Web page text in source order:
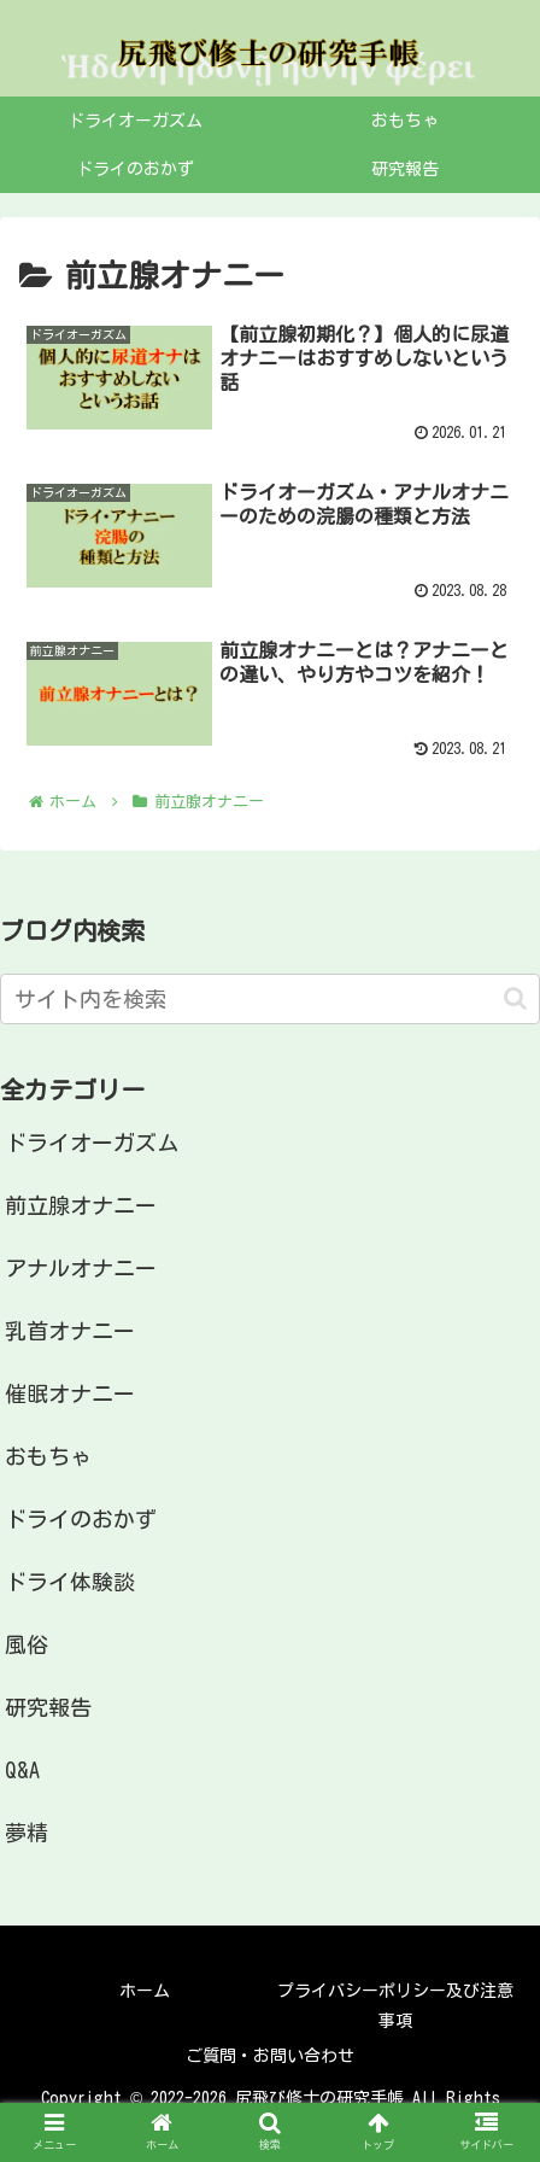
ドライオーガズム おもちゃ
ドライのおかず 研究報告
前立腺オナニー
ドライオーガズム
【前立腺初期化？】個人的に尿道
オナニーはおすすめしないという
話
2026.01.21
ドライオーガズム
ドライオーガズム・アナルオナニ
ーのための浣腸の種類と方法
2023.08.28
前立腺オナニー
前立腺オナニーとは？アナニーと
の違い、やり方やコツを紹介！
2023.08.21
ホーム 前立腺オナニー
ブログ内検索
全カテゴリー
ドライオーガズム
前立腺オナニー
アナルオナニー
乳首オナニー
催眠オナニー
おもちゃ
ドライのおかず
ドライ体験談
風俗
研究報告
Q&A
夢精
ホーム
プライバシーポリシー及び注意
事項
ご質問・お問い合わせ
Copyright © 2022-2026 尻飛び修士の研究手帳 All Rights
Reserved.
メニュー ホーム 検索 トップ サイドバー